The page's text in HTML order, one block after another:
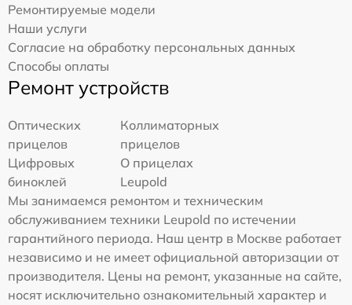
Ремонтируемые модели
Наши услуги
Согласие на обработку персональных данных
Способы оплаты
Ремонт устройств
Оптических
прицелов
Коллиматорных
прицелов
Цифровых
биноклей
О прицелах
Leupold
Мы занимаемся ремонтом и техническим
обслуживанием техники Leupold по истечении
гарантийного периода. Наш центр в Москве работает
независимо и не имеет официальной авторизации от
производителя. Цены на ремонт, указанные на сайте,
носят исключительно ознакомительный характер и